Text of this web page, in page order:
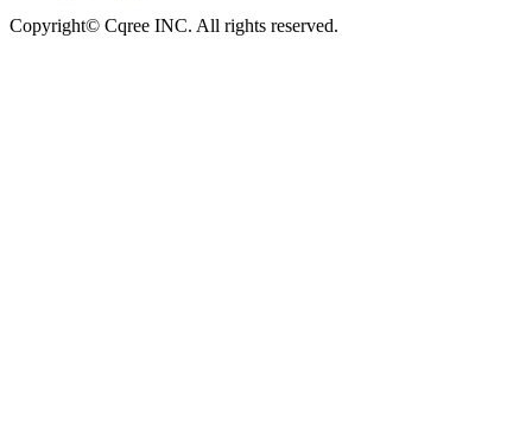
Copyright© Cqree INC. All rights reserved.